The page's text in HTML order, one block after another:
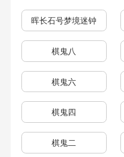
模拟宇宙玩法介绍
光锥是什么
光锥有什么用
四星光锥推荐
垃圾桶全收集
虎克星魂效果
姬子星魂
素裳星魂
克拉拉星魂
景元星魂效果
晖长石号梦境迷钟
棋鬼八
棋鬼六
棋鬼四
棋鬼二